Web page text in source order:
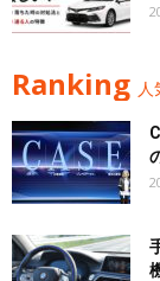
Ranking